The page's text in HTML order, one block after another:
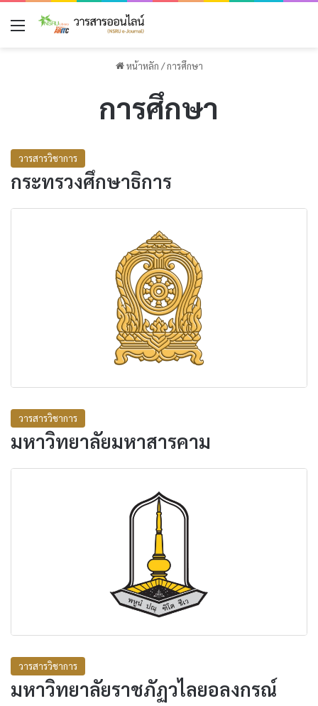
เมนู
หน้าหลัก / การศึกษา
การศึกษา
วารสารวิชาการ
กระทรวงศึกษาธิการ
วารสารวิชาการ
มหาวิทยาลัยมหาสารคาม
วารสารวิชาการ
มหาวิทยาลัยราชภัฏวไลยอลงกรณ์